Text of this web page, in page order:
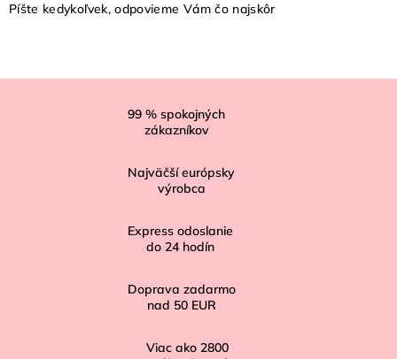
Píšte kedykoľvek, odpovieme Vám čo najskôr
99 % spokojných
zákazníkov
Najväčší európsky
výrobca
Express odoslanie
do 24 hodín
Doprava zadarmo
nad 50 EUR
Viac ako 2800